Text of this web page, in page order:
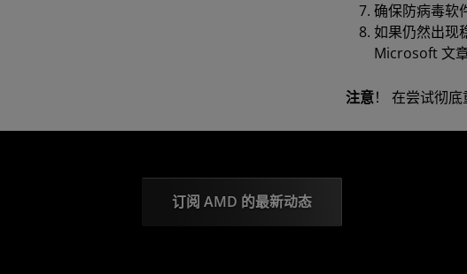
确保防病毒软
如果仍然出现
Microsoft 文
注意！​​ 在尝试彻底
订阅 AMD 的最新动态